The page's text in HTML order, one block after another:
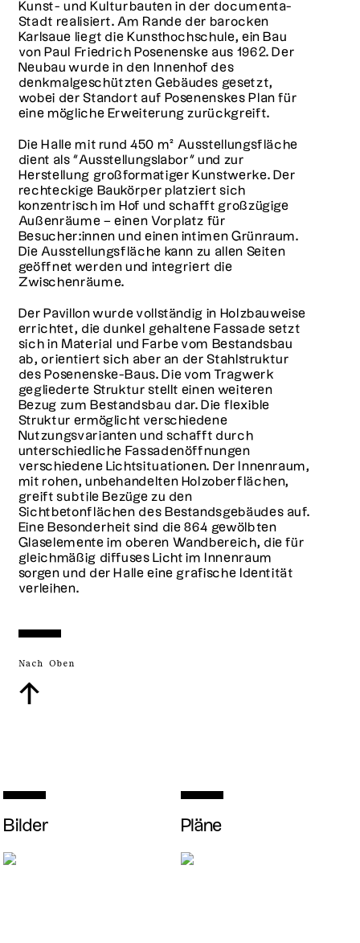
Kunst- und Kulturbauten in der documenta-
Stadt realisiert. Am Rande der barocken
Karlsaue liegt die Kunsthochschule, ein Bau
von Paul Friedrich Posenenske aus 1962. Der
Neubau wurde in den Innenhof des
denkmalgeschützten Gebäudes gesetzt,
wobei der Standort auf Posenenskes Plan für
eine mögliche Erweiterung zurückgreift.
Die Halle mit rund 450 m² Ausstellungsfläche
dient als “Ausstellungslabor“ und zur
Herstellung großformatiger Kunstwerke. Der
rechteckige Baukörper platziert sich
konzentrisch im Hof und schafft großzügige
Außenräume – einen Vorplatz für
Besucher:innen und einen intimen Grünraum.
Die Ausstellungsfläche kann zu allen Seiten
geöffnet werden und integriert die
Zwischenräume.
Der Pavillon wurde vollständig in Holzbauweise
errichtet, die dunkel gehaltene Fassade setzt
sich in Material und Farbe vom Bestandsbau
ab, orientiert sich aber an der Stahlstruktur
des Posenenske-Baus. Die vom Tragwerk
gegliederte Struktur stellt einen weiteren
Bezug zum Bestandsbau dar. Die flexible
Struktur ermöglicht verschiedene
Nutzungsvarianten und schafft durch
unterschiedliche Fassadenöffnungen
verschiedene Lichtsituationen. Der Innenraum,
mit rohen, unbehandelten Holzoberflächen,
greift subtile Bezüge zu den
Sichtbetonflächen des Bestandsgebäudes auf.
Eine Besonderheit sind die 864 gewölbten
Glaselemente im oberen Wandbereich, die für
gleichmäßig diffuses Licht im Innenraum
sorgen und der Halle eine grafische Identität
verleihen.
Nach Oben
↑
Bilder Pläne